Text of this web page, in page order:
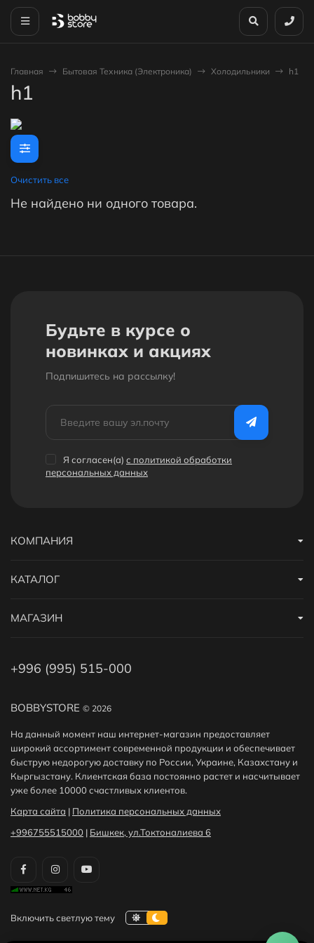
Главная Бытовая Техника (Электроника) Холодильники h1
h1
Очистить все
Не найдено ни одного товара.
Будьте в курсе о
новинках и акциях
Подпишитесь на рассылкy!
Я согласен(a) с политикой обработки
персональных данных
BOBBYSTORE © 2026
На данный момент наш интернет-магазин предоставляет
широкий ассортимент современной продукции и обеспечивает
быструю недорогую доставку по России, Украине, Казахстану и
Кыргызстану. Клиентская база постоянно растет и насчитывает
уже более 10000 счастливых клиентов.
Карта сайта | Политика персональных данных
+996755515000 | Бишкек, ул.Токтоналиева 6
КОМПАНИЯ
КАТАЛОГ
МАГАЗИН
+996 (995) 515-000